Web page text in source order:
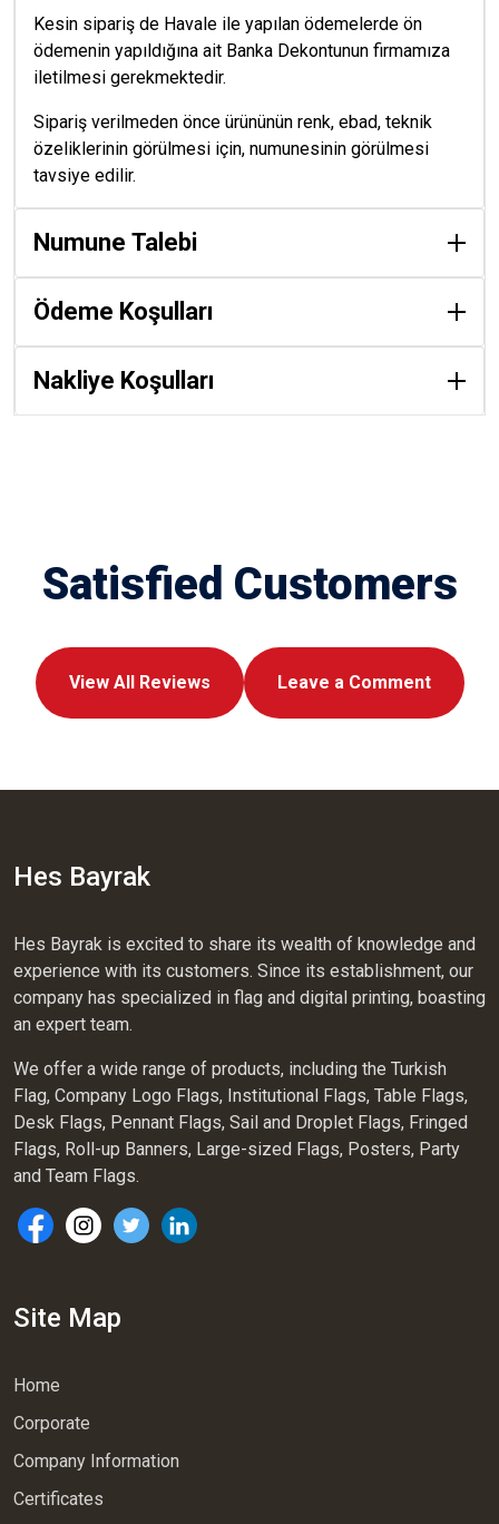
Kesin sipariş de Havale ile yapılan ödemelerde ön
ödemenin yapıldığına ait Banka Dekontunun firmamıza
iletilmesi gerekmektedir.
Sipariş verilmeden önce ürününün renk, ebad, teknik
özeliklerinin görülmesi için, numunesinin görülmesi
tavsiye edilir.
Numune Talebi
Ödeme Koşulları
Nakliye Koşulları
Satisfied Customers
View All Reviews Leave a Comment
Hes Bayrak
Hes Bayrak is excited to share its wealth of knowledge and
experience with its customers. Since its establishment, our
company has specialized in flag and digital printing, boasting
an expert team.
We offer a wide range of products, including the Turkish
Flag, Company Logo Flags, Institutional Flags, Table Flags,
Desk Flags, Pennant Flags, Sail and Droplet Flags, Fringed
Flags, Roll-up Banners, Large-sized Flags, Posters, Party
and Team Flags.
Site Map
Home
Corporate
Company Information
Certificates